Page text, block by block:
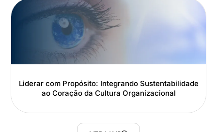
Liderar com Propósito: Integrando Sustentabilidade
ao Coração da Cultura Organizacional